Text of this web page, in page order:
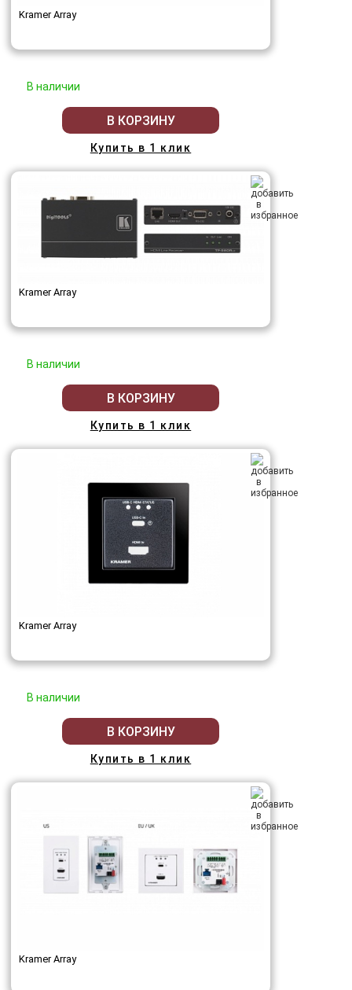
Kramer Array
В наличии
В КОРЗИНУ
Купить в 1 клик
Kramer Array
В наличии
В КОРЗИНУ
Купить в 1 клик
Kramer Array
В наличии
В КОРЗИНУ
Купить в 1 клик
Kramer Array